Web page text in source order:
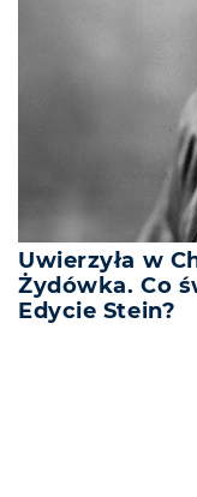
Uwierzyła w
Żydówka. Co
Edycie Stein?